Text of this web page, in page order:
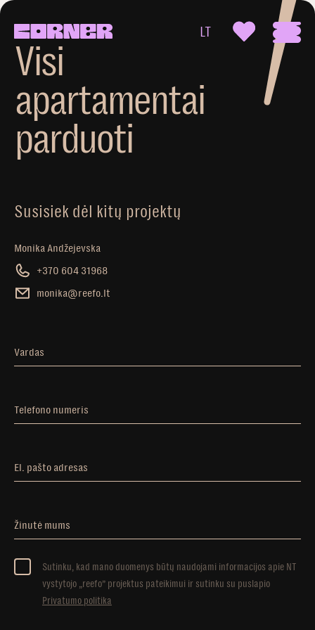
LT
Visi
apartamentai
parduoti
Susisiek dėl kitų projektų
Monika Andžejevska
+370 604 31968
monika@reefo.lt
Vardas
Telefono numeris
El. pašto adresas
Žinutė mums
Sutinku, kad mano duomenys būtų naudojami informacijos apie NT
vystytojo „reefo” projektus pateikimui ir sutinku su puslapio
Privatumo politika